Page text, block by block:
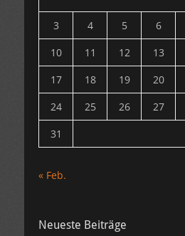
3
4 5 6
10
11 12 13
17
18 19 20
24
25 26 27
31
« Feb.
Neueste Beiträge